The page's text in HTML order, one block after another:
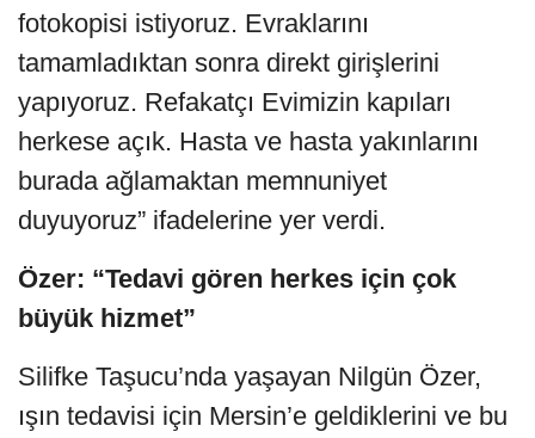
fotokopisi istiyoruz. Evraklarını
tamamladıktan sonra direkt girişlerini
yapıyoruz. Refakatçı Evimizin kapıları
herkese açık. Hasta ve hasta yakınlarını
burada ağlamaktan memnuniyet
duyuyoruz” ifadelerine yer verdi.
Özer: “Tedavi gören herkes için çok
büyük hizmet”
Silifke Taşucu’nda yaşayan Nilgün Özer,
ışın tedavisi için Mersin’e geldiklerini ve bu